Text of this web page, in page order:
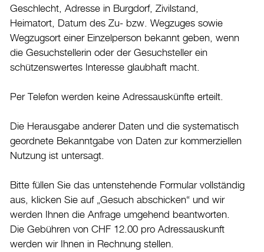
Datenschutz
Leitbild
Jobs & Karriere
Burgdorf baut
Veranstaltungskalender
Stadtplan
Geschlecht, Adresse in Burgdorf, Zivilstand,
Heimatort, Datum des Zu- bzw. Wegzuges sowie
Wegzugsort einer Einzelperson bekannt geben, wenn
die Gesuchstellerin oder der Gesuchsteller ein
schützenswertes Interesse glaubhaft macht.
Per Telefon werden keine Adressauskünfte erteilt.
Die Herausgabe anderer Daten und die systematisch
geordnete Bekanntgabe von Daten zur kommerziellen
Nutzung ist untersagt.
Bitte füllen Sie das untenstehende Formular vollständig
aus, klicken Sie auf „Gesuch abschicken“ und wir
werden Ihnen die Anfrage umgehend beantworten.
Die Gebühren von CHF 12.00 pro Adressauskunft
werden wir Ihnen in Rechnung stellen.